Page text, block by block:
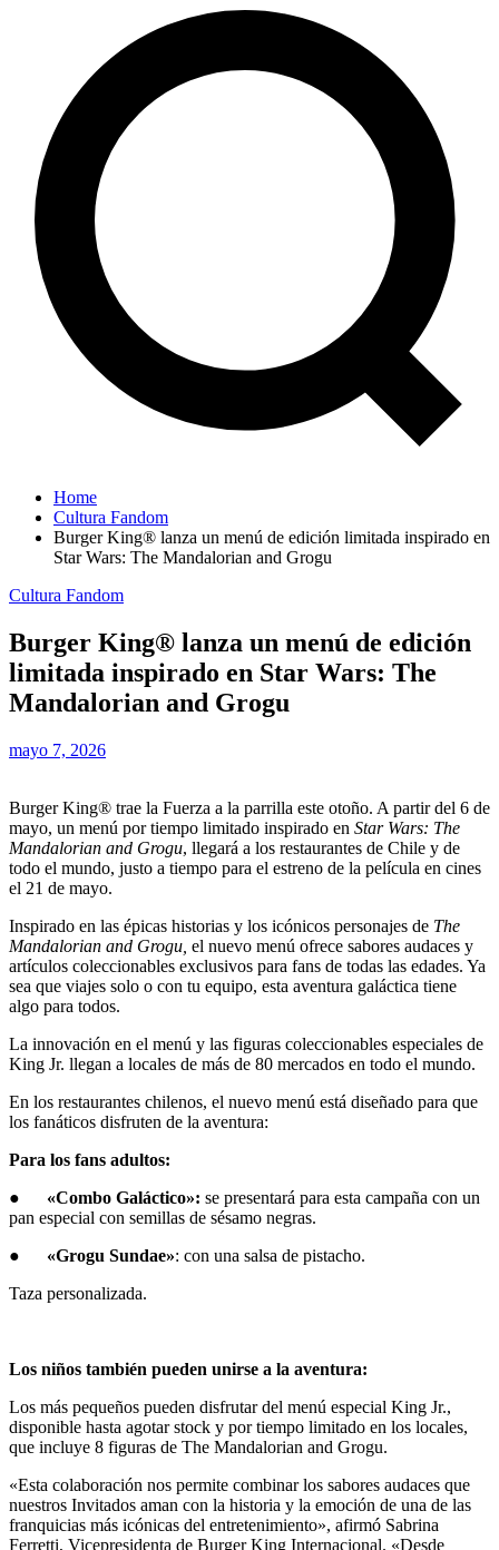
Home
Cultura Fandom
Burger King® lanza un menú de edición limitada inspirado en
Star Wars: The Mandalorian and Grogu
Cultura Fandom
Burger King® lanza un menú de edición
limitada inspirado en Star Wars: The
Mandalorian and Grogu
mayo 7, 2026
Burger King® trae la Fuerza a la parrilla este otoño. A partir del 6 de
mayo, un menú por tiempo limitado inspirado en Star Wars: The
Mandalorian and Grogu, llegará a los restaurantes de Chile y de
todo el mundo, justo a tiempo para el estreno de la película en cines
el 21 de mayo.
Inspirado en las épicas historias y los icónicos personajes de The
Mandalorian and Grogu, el nuevo menú ofrece sabores audaces y
artículos coleccionables exclusivos para fans de todas las edades. Ya
sea que viajes solo o con tu equipo, esta aventura galáctica tiene
algo para todos.
La innovación en el menú y las figuras coleccionables especiales de
King Jr. llegan a locales de más de 80 mercados en todo el mundo.
En los restaurantes chilenos, el nuevo menú está diseñado para que
los fanáticos disfruten de la aventura:
Para los fans adultos:
● «Combo Galáctico»: se presentará para esta campaña con un
pan especial con semillas de sésamo negras.
● «Grogu Sundae»: con una salsa de pistacho.
Taza personalizada.
Los niños también pueden unirse a la aventura:
Los más pequeños pueden disfrutar del menú especial King Jr.,
disponible hasta agotar stock y por tiempo limitado en los locales,
que incluye 8 figuras de The Mandalorian and Grogu.
«Esta colaboración nos permite combinar los sabores audaces que
nuestros Invitados aman con la historia y la emoción de una de las
franquicias más icónicas del entretenimiento», afirmó Sabrina
Ferretti, Vicepresidenta de Burger King Internacional. «Desde